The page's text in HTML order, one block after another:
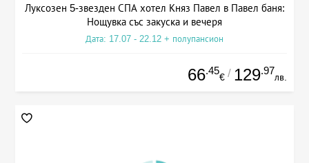
Луксозен 5-звезден СПА хотел Княз Павел в Павел баня:
Нощувка със закуска и вечеря
Дата: 17.07 - 22.12 + полупансион
66.45
€ / 129.97
лв.